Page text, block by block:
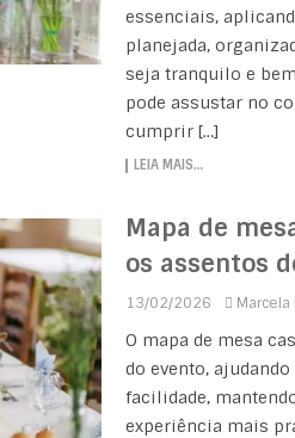
essenciais,
planejada,
seja tranquilo e
pode assustar no
cumprir […]
LEIA MAIS…
Mapa de
os assentos
13/02/2026 Marcela
O mapa de mesa
do evento,
facilidade,
experiência mais